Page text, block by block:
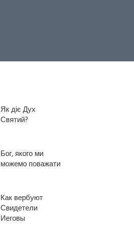
Як діє Дух
Святий?
Бог, якого ми
можемо поважати
Как вербуют
Свидетели
Иеговы